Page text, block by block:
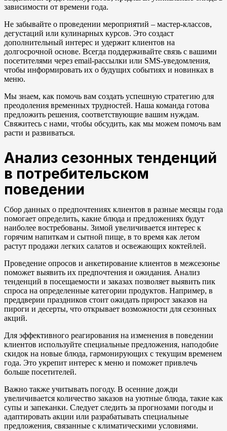
зависимости от времени года.
Не забывайте о проведении мероприятий – мастер-классов,
дегустаций или кулинарных курсов. Это создаст
дополнительный интерес и удержит клиентов на
долгосрочной основе. Всегда поддерживайте связь с вашими
посетителями через email-рассылки или SMS-уведомления,
чтобы информировать их о будущих событиях и новинках в
меню.
Мы знаем, как помочь вам создать успешную стратегию для
преодоления временных трудностей. Наша команда готова
предложить решения, соответствующие вашим нуждам.
Свяжитесь с нами, чтобы обсудить, как мы можем помочь вам
расти и развиваться.
Анализ сезонных тенденций
в потребительском
поведении
Сбор данных о предпочтениях клиентов в разные месяцы года
помогает определить, какие блюда и предложениях будут
наиболее востребованы. Зимой увеличивается интерес к
горячим напиткам и сытной пище, в то время как летом
растут продажи легких салатов и освежающих коктейлей.
Проведение опросов и анкетирование клиентов в межсезонье
поможет выявить их предпочтения и ожидания. Анализ
тенденций в посещаемости и заказах позволяет выявить пик
спроса на определенные категории продуктов. Например, в
преддверии праздников стоит ожидать прирост заказов на
пироги и десерты, что открывает возможности для сезонных
акций.
Для эффективного реагирования на изменения в поведении
клиентов используйте специальные предложения, наподобие
скидок на новые блюда, гармонирующих с текущим временем
года. Это укрепит интерес к меню и поможет привлечь
больше посетителей.
Важно также учитывать погоду. В осенние дожди
увеличивается количество заказов на уютные блюда, такие как
супы и запеканки. Следует следить за прогнозами погоды и
адаптировать акции или разрабатывать специальные
предложения, связанные с климатическими условиями.